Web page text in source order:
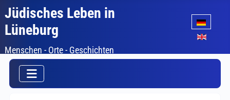
Jüdisches Leben in
Lüneburg
Menschen - Orte - Geschichten
Sprache